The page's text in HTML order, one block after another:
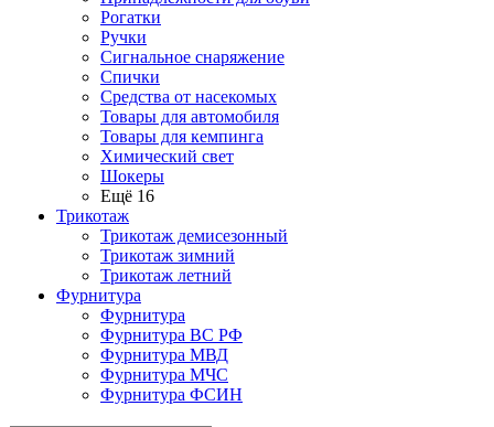
Рогатки
Ручки
Сигнальное снаряжение
Спички
Средства от насекомых
Товары для автомобиля
Товары для кемпинга
Химический свет
Шокеры
Ещё 16
Трикотаж
Трикотаж демисезонный
Трикотаж зимний
Трикотаж летний
Фурнитура
Фурнитура
Фурнитура ВС РФ
Фурнитура МВД
Фурнитура МЧС
Фурнитура ФСИН